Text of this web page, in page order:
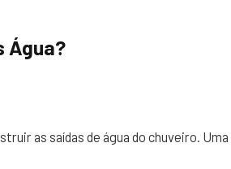
Água?
as saídas de água do chuveiro.